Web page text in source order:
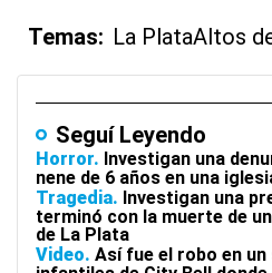
Temas: La PlataAltos
Seguí Leyendo
Horror Investigan una
nene de 6 años en una
Tragedia Investigan una
terminó con la muerte de
de La Plata
Video Así fue el robo en